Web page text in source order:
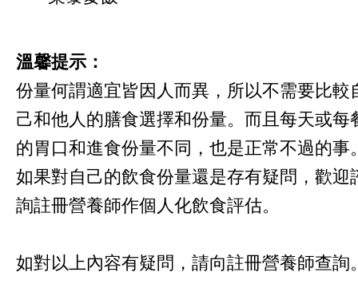
溫馨提示：
份量何謂適宜皆因人而異，所以不需要比較
己和他人的膳食選擇和份量。而且每天或每
的胃口和進食份量不同，也是正常不過的事
如果對自己的飲食份量還是存有疑問，歡迎
詢註冊營養師作個人化飲食評估。
如對以上內容有疑問，請向註冊營養師查詢